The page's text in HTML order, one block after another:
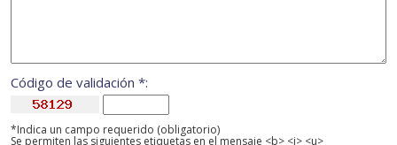
Código de validación *:
*Indica un campo requerido (obligatorio)
Se permiten las siguientes etiquetas en el mensaje <b> <i> <u>